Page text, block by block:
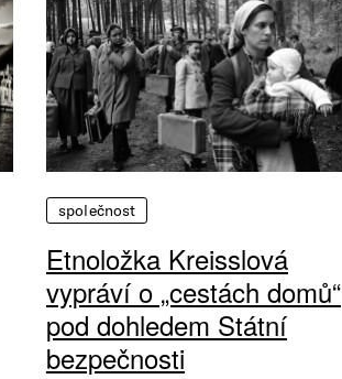
společnost
Etnoložka Kreisslová
vypráví o „cestách domů“
pod dohledem Státní
bezpečnosti